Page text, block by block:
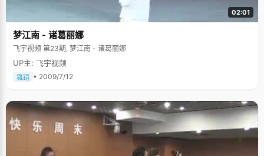
02:01
梦江南 - 诸葛丽娜
飞宇视频 第23期, 梦江南 - 诸葛丽娜
UP主: 飞宇视频
舞蹈 • 2009/7/12